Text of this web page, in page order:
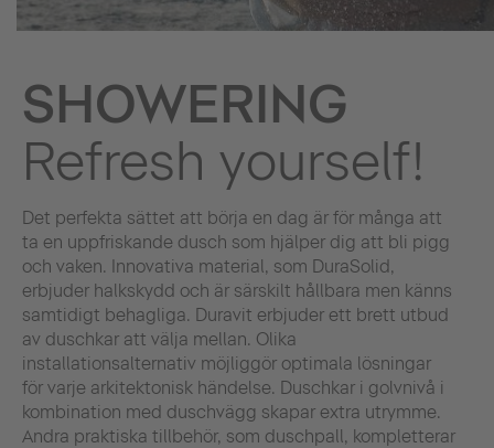
SHOWERING
Refresh yourself!
Det perfekta sättet att börja en dag är för många att
ta en uppfriskande dusch som hjälper dig att bli pigg
och vaken. Innovativa material, som DuraSolid,
erbjuder halkskydd och är särskilt hållbara men känns
samtidigt behagliga. Duravit erbjuder ett brett utbud
av duschkar att välja mellan. Olika
installationsalternativ möjliggör optimala lösningar
för varje arkitektonisk händelse. Duschkar i golvnivå i
kombination med duschvägg skapar extra utrymme.
Andra praktiska tillbehör, som duschpall, kompletterar